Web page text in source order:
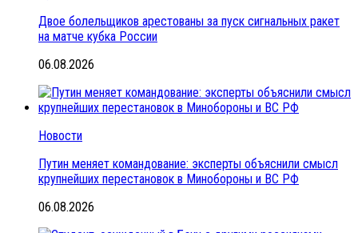
Двое болельщиков арестованы за пуск сигнальных ракет
на матче кубка России
06.08.2026
Новости
Путин меняет командование: эксперты объяснили смысл
крупнейших перестановок в Минобороны и ВС РФ
06.08.2026